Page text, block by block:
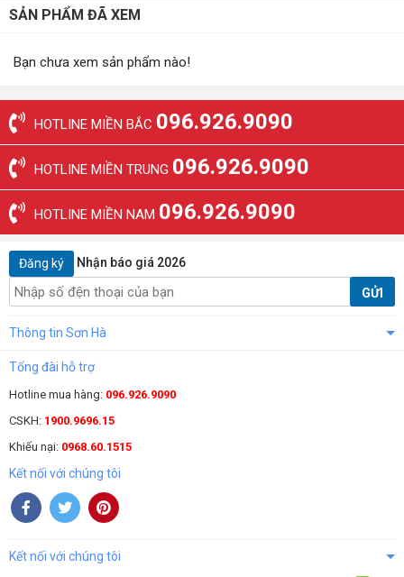
SẢN PHẨM ĐÃ XEM
Bạn chưa xem sản phẩm nào!
HOTLINE MIỀN BẮC 096.926.9090
HOTLINE MIỀN TRUNG 096.926.9090
HOTLINE MIỀN NAM 096.926.9090
Đăng ký Nhận báo giá 2026
GỬI
Thông tin Sơn Hà
Tổng đài hỗ trợ
Hotline mua hàng: 096.926.9090
CSKH: 1900.9696.15
Khiếu nại: 0968.60.1515
Kết nối với chúng tôi
Kết nối với chúng tôi